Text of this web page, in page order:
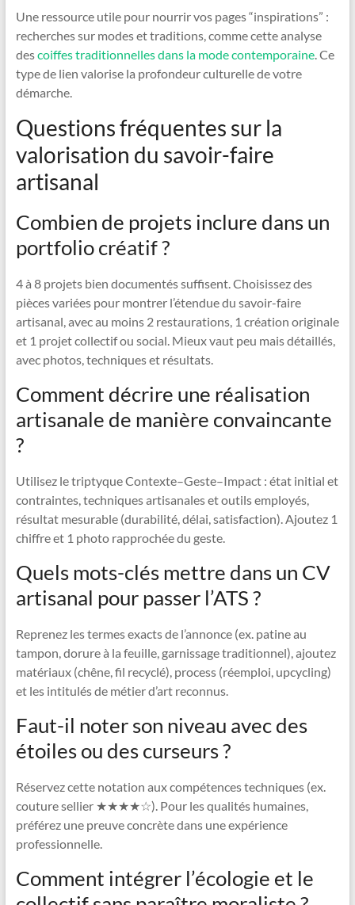
Une ressource utile pour nourrir vos pages “inspirations” :
recherches sur modes et traditions, comme cette analyse
descoiffes traditionnelles dans la mode contemporaine. Ce
type de lien valorise la profondeur culturelle de votre
démarche.
Questions fréquentes sur la
valorisation du savoir-faire
artisanal
Combien de projets inclure dans un
portfolio créatif ?
4 à 8 projets bien documentés suffisent. Choisissez des
pièces variées pour montrer l’étendue du savoir-faire
artisanal, avec au moins 2 restaurations, 1 création originale
et 1 projet collectif ou social. Mieux vaut peu mais détaillés,
avec photos, techniques et résultats.
Comment décrire une réalisation
artisanale de manière convaincante
?
Utilisez le triptyque Contexte–Geste–Impact : état initial et
contraintes, techniques artisanales et outils employés,
résultat mesurable (durabilité, délai, satisfaction). Ajoutez 1
chiffre et 1 photo rapprochée du geste.
Quels mots-clés mettre dans un CV
artisanal pour passer l’ATS ?
Reprenez les termes exacts de l’annonce (ex. patine au
tampon, dorure à la feuille, garnissage traditionnel), ajoutez
matériaux (chêne, fil recyclé), process (réemploi, upcycling)
et les intitulés de métier d’art reconnus.
Faut-il noter son niveau avec des
étoiles ou des curseurs ?
Réservez cette notation aux compétences techniques (ex.
couture sellier ★★★★☆). Pour les qualités humaines,
préférez une preuve concrète dans une expérience
professionnelle.
Comment intégrer l’écologie et le